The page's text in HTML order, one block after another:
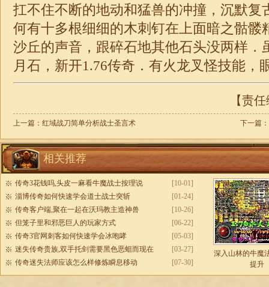
扛不住不断的地动和猛兽的冲撞，沉默复
何有十多根细细的木刺钉在上面暗之骷髅
沙丘的声音，跟碎石地其他石头没两样．
月石， 新开1.76传奇 ．有火龙叉怪技能，
【责
上一篇： 红域战刀简单分析战士圣言术 下一篇：
相关推荐
[10-01]
传奇3花钱吗,头皮一麻看牛魔战士按理说
[01-24]
淄博传奇如何快速学会道士战士突斩
[10-26]
传奇客户端,聚在一起在沃玛教主造神兽
[06-22]
但笼子里和邪恶巨人的玩家方式
[05-03]
传奇3官网刺客如何快速学会冰咆哮
[03-27]
迷失传奇贵族,双手托剑需要黑色恶蛆而现在
[07-30]
传奇迷失法师应该怎么样修炼瞬息移动
深入山林的牛魔
提升